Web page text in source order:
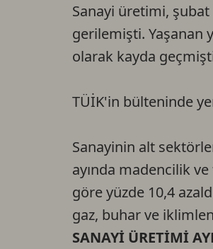
Sanayi üretimi, şubat
gerilemişti. Yaşanan
olarak kayda
TÜİK'in bülteninde
Sanayinin alt
ayında madencilik ve
göre yüzde 10,4
gaz, buhar ve
SANAYİ ÜRETİMİ